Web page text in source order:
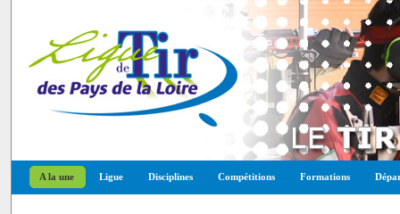
A la une Ligue Disciplines Compétitions Formations